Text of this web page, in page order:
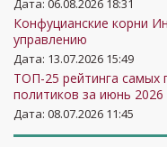
Дата: 06.08.2026 18:31
Конфуцианские корни
управлению
Дата: 13.07.2026 15:49
ТОП-25 рейтинга самых
политиков за июнь 2026
Дата: 08.07.2026 11:45